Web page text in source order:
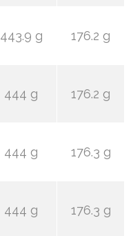
443.9 g 176.2 g
444 g 176.2 g
444 g 176.3 g
444 g 176.3 g